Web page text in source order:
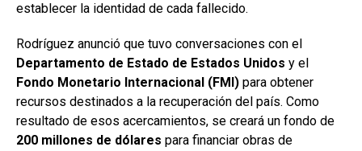
establecer la identidad de cada fallecido.
Rodríguez anunció que tuvo conversaciones con el
Departamento de Estado de Estados Unidos y el
Fondo Monetario Internacional (FMI) para obtener
recursos destinados a la recuperación del país. Como
resultado de esos acercamientos, se creará un fondo de
200 millones de dólares para financiar obras de